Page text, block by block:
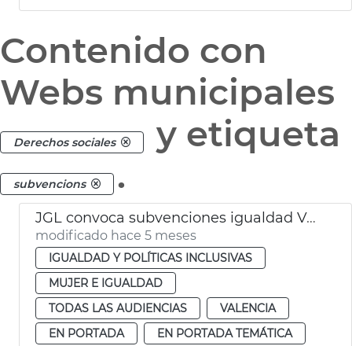
Contenido con
Webs municipales
Derechos sociales y etiqueta
subvencions .
JGL convoca subvenciones igualdad València
modificado hace 5 meses
IGUALDAD Y POLÍTICAS INCLUSIVAS
MUJER E IGUALDAD
TODAS LAS AUDIENCIAS
VALENCIA
EN PORTADA
EN PORTADA TEMÁTICA